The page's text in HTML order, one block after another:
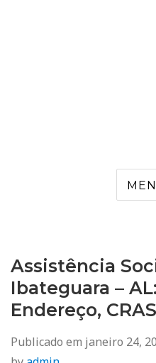
Assistência
Ibateguara –
Endereço,
Publicado em janeiro 24,